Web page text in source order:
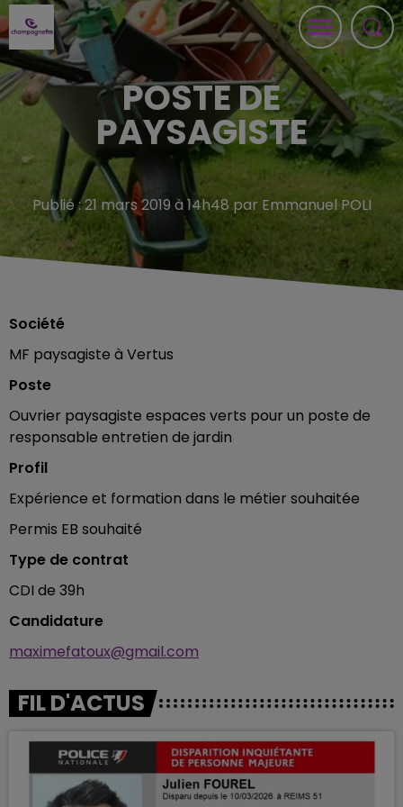
POSTE DE
PAYSAGISTE
Publié : 21 mars 2019 à 14h48 par Emmanuel POLI
Société
MF paysagiste à Vertus
Poste
Ouvrier paysagiste espaces verts pour un poste de
responsable entretien de jardin
Profil
Expérience et formation dans le métier souhaitée
Permis EB souhaité
Type de contrat
CDI de 39h
Candidature
maximefatoux@gmail.com
FIL D'ACTUS